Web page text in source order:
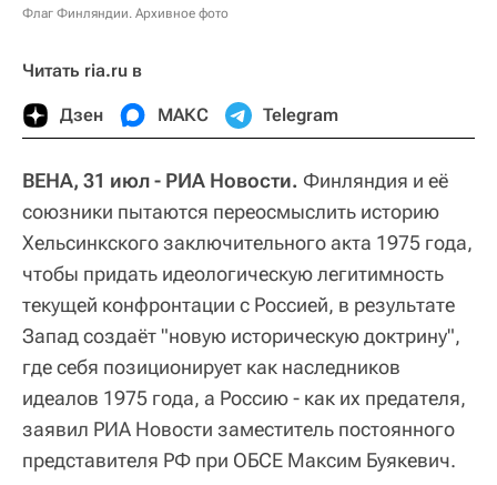
Флаг Финляндии. Архивное фото
Читать ria.ru в
Дзен МАКС Telegram
ВЕНА, 31 июл - РИА Новости. Финляндия и её
союзники пытаются переосмыслить историю
Хельсинкского заключительного акта 1975 года,
чтобы придать идеологическую легитимность
текущей конфронтации с Россией, в результате
Запад создаёт "новую историческую доктрину",
где себя позиционирует как наследников
идеалов 1975 года, а Россию - как их предателя,
заявил РИА Новости заместитель постоянного
представителя РФ при ОБСЕ Максим Буякевич.